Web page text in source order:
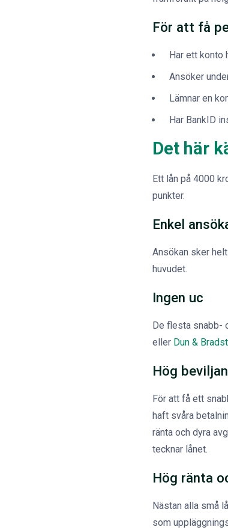
För att få
Har ett konto
Ansöker
Lämnar en
Har BankID
Det här
Ett lån på 4000
punkter.
Enkel
Ansökan sker
huvudet.
Ingen uc
De flesta snabb-
eller Dun &
Hög
För att få ett
haft svåra
ränta och dyra
tecknar lånet.
Hög ränta
Nästan alla små
som